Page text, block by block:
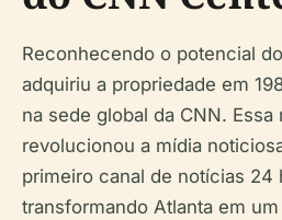
Reconhecendo o potencial
adquiriu a propriedade em
na sede global da CNN. Essa
revolucionou a mídia
primeiro canal de notícias 24
transformando Atlanta em